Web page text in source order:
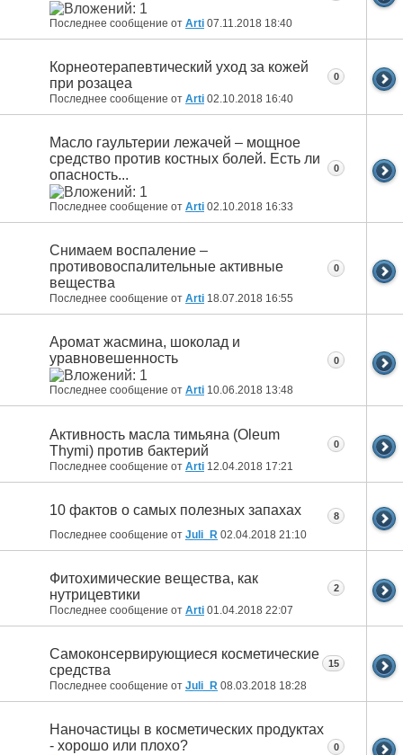
Последнее сообщение от Arti 07.11.2018 18:40
Корнеотерапевтический уход за кожей
при розацеа
Последнее сообщение от Arti 02.10.2018 16:40
0
Масло гаультерии лежачей – мощное
средство против костных болей. Есть ли
опасность...
Последнее сообщение от Arti 02.10.2018 16:33
0
Снимаем воспаление –
противовоспалительные активные
вещества
Последнее сообщение от Arti 18.07.2018 16:55
0
Аромат жасмина, шоколад и
уравновешенность
Последнее сообщение от Arti 10.06.2018 13:48
0
Активность масла тимьяна (Oleum
Thymi) против бактерий
Последнее сообщение от Arti 12.04.2018 17:21
0
10 фактов о самых полезных запахах
Последнее сообщение от Juli_R 02.04.2018 21:10
8
Фитохимические вещества, как
нутрицевтики
Последнее сообщение от Arti 01.04.2018 22:07
2
Самоконсервирующиеся косметические
средства
Последнее сообщение от Juli_R 08.03.2018 18:28
15
Наночастицы в косметических продуктах
- хорошо или плохо?
0